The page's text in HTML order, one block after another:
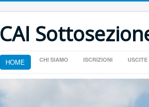
CAI
HOME CHI SIAMO ISCRIZIONI